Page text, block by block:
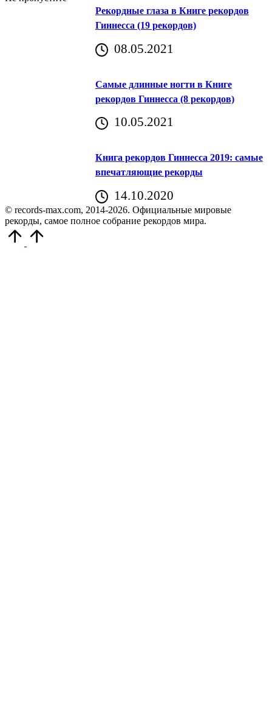
Рекордные глаза в Книге рекордов
Гиннесса (19 рекордов)
08.05.2021
Самые длинные ногти в Книге
рекордов Гиннесса (8 рекордов)
10.05.2021
Книга рекордов Гиннесса 2019: самые
впечатляющие рекорды
14.10.2020
© records-max.com, 2014-2026. Официальные мировые
рекорды, самое полное собрание рекордов мира.